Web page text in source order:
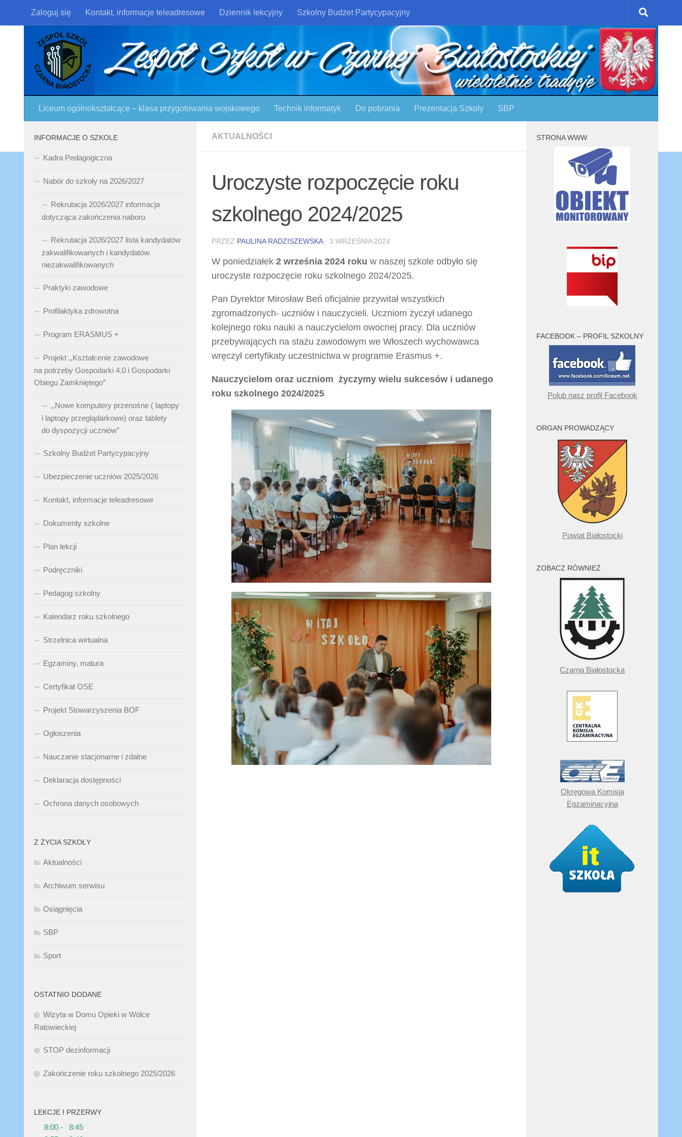
Skip to content
Zaloguj się Kontakt, informacje teleadresowe Dziennik lekcyjny Szkolny Budżet Partycypacyjny
Liceum ogólnokształcące – klasa przygotowania wojskowego Technik informatyk Do pobrania Prezentacja Szkoły SBP
AKTUALNOŚCI
Uroczyste rozpoczęcie roku
szkolnego 2024/2025
PRZEZ PAULINA RADZISZEWSKA · 3 WRZEŚNIA 2024
W poniedziałek 2 września 2024 roku w naszej szkole odbyło się
uroczyste rozpoczęcie roku szkolnego 2024/2025.
Pan Dyrektor Mirosław Beń oficjalnie przywitał wszystkich
zgromadzonych- uczniów i nauczycieli. Uczniom życzył udanego
kolejnego roku nauki a nauczycielom owocnej pracy. Dla uczniów
przebywających na stażu zawodowym we Włoszech wychowawca
wręczył certyfikaty uczestnictwa w programie Erasmus +.
Nauczycielom oraz uczniom życzymy wielu sukcesów i udanego
roku szkolnego 2024/2025
INFORMACJE O SZKOLE
Kadra Pedagogiczna
Nabór do szkoły na 2026/2027
Rekrutacja 2026/2027 informacja
dotycząca zakończenia naboru
Rekrutacja 2026/2027 lista kandydatów
zakwalifikowanych i kandydatów
niezakwalifikowanych
Praktyki zawodowe
Profilaktyka zdrowotna
Program ERASMUS +
Projekt ,,Kształcenie zawodowe
na potrzeby Gospodarki 4.0 i Gospodarki
Obiegu Zamkniętego”
,,Nowe komputery przenośne ( laptopy
i laptopy przeglądarkowe) oraz tablety
do dyspozycji uczniów”
Szkolny Budżet Partycypacyjny
Ubezpieczenie uczniów 2025/2026
Kontakt, informacje teleadresowe
Dokumenty szkolne
Plan lekcji
Podręczniki
Pedagog szkolny
Kalendarz roku szkolnego
Strzelnica wirtualna
Egzaminy, matura
Certyfikat OSE
Projekt Stowarzyszenia BOF
Ogłoszenia
Nauczanie stacjonarne i zdalne
Deklaracja dostępności
Ochrona danych osobowych
Z ŻYCIA SZKOŁY
Aktualności
Archiwum serwisu
Osiągnięcia
SBP
Sport
OSTATNIO DODANE
Wizyta w Domu Opieki w Wólce
Ratowieckiej
STOP dezinformacji
Zakończenie roku szkolnego 2025/2026
LEKCJE I PRZERWY
8:00 - 8:45
STRONA WWW
FACEBOOK – PROFIL SZKOLNY
Polub nasz profil Facebook
ORGAN PROWADZĄCY
Powiat Białostocki
ZOBACZ RÓWNIEŻ
Czarna Białostocka
Okręgowa Komisja
Egzaminacyjna